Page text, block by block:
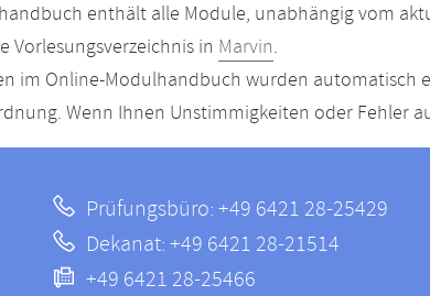
enthält alle Module, unabhängig vom
Vorlesungsverzeichnis in Marvin.
im Online-Modulhandbuch wurden automatisch
Wenn Ihnen Unstimmigkeiten oder Fehler
Prüfungsbüro: +49 6421 28-25429
Dekanat: +49 6421 28-21514
+49 6421 28-25466